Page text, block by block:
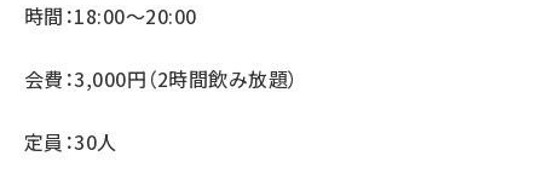
時間：18:00〜20:00
会費：3,000円（2時間飲み放題）
定員：30人